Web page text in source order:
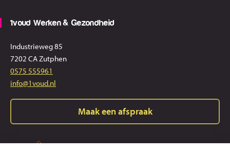
1voud Werken & Gezondheid
Industrieweg 85
7202 CA Zutphen
0575 555961
info@1voud.nl
Maak een afspraak